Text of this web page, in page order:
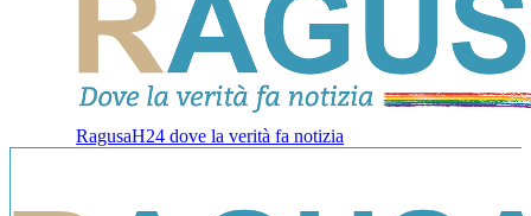
RagusaH24 dove la verità fa notizia